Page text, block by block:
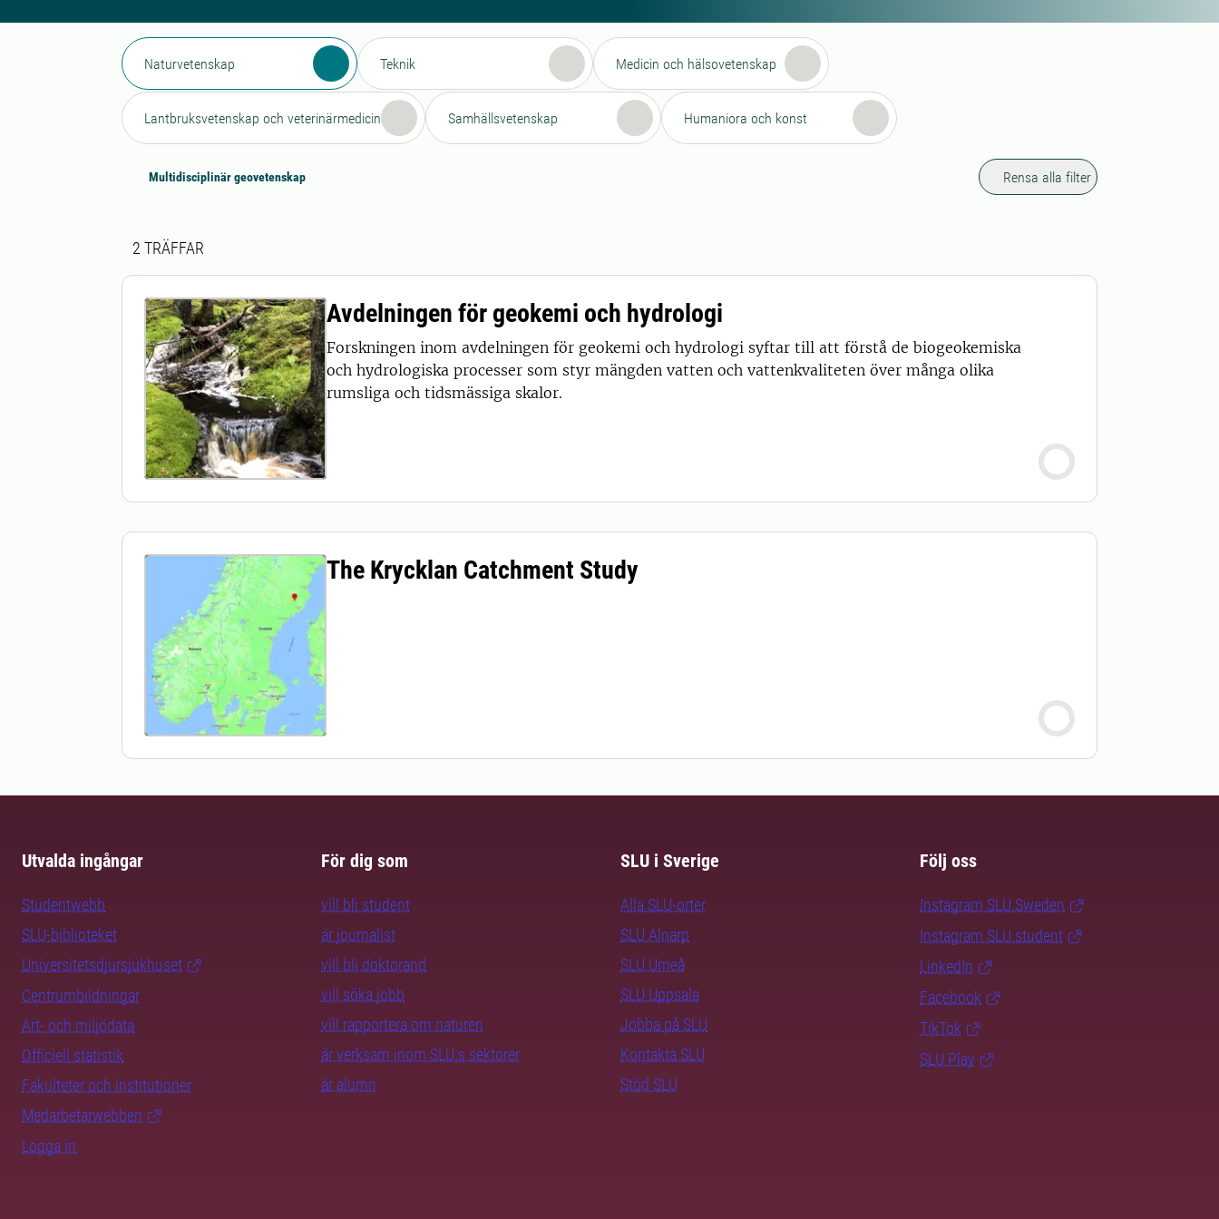
Naturvetenskap Teknik Medicin och hälsovetenskap
Lantbruksvetenskap och veterinärmedicin Samhällsvetenskap Humaniora och konst
Multidisciplinär geovetenskap Rensa alla filter
Sökresultat
2 TRÄFFAR
Avdelningen för geokemi och hydrologi
Forskningen inom avdelningen för geokemi och hydrologi syftar till att förstå de biogeokemiska
och hydrologiska processer som styr mängden vatten och vattenkvaliteten över många olika
rumsliga och tidsmässiga skalor.
The Krycklan Catchment Study
Utvalda ingångar
Studentwebb
SLU-biblioteket
Universitetsdjursjukhuset
Centrumbildningar
Art- och miljödata
Officiell statistik
Fakulteter och institutioner
Medarbetarwebben
Logga in
För dig som
vill bli student
är journalist
vill bli doktorand
vill söka jobb
vill rapportera om naturen
är verksam inom SLU:s sektorer
är alumn
SLU i Sverige
Alla SLU-orter
SLU Alnarp
SLU Umeå
SLU Uppsala
Jobba på SLU
Kontakta SLU
Stöd SLU
Följ oss
Instagram SLU.Sweden
Instagram SLU.student
LinkedIn
Facebook
TikTok
SLU Play